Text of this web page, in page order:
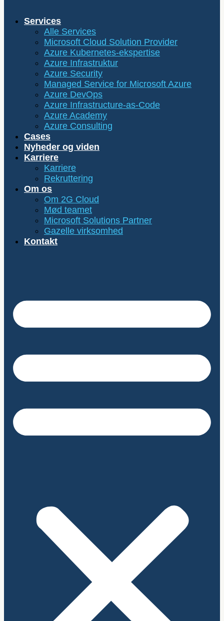
Services
Alle Services
Microsoft Cloud Solution Provider
Azure Kubernetes-ekspertise
Azure Infrastruktur
Azure Security
Managed Service for Microsoft Azure
Azure DevOps
Azure Infrastructure-as-Code
Azure Academy
Azure Consulting
Cases
Nyheder og viden
Karriere
Karriere
Rekruttering
Om os
Om 2G Cloud
Mød teamet
Microsoft Solutions Partner
Gazelle virksomhed
Kontakt